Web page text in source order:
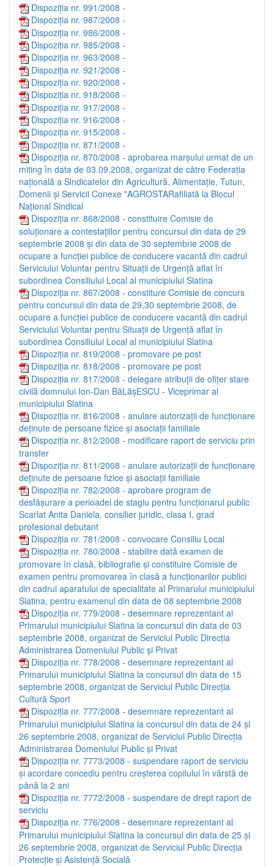
Dispoziția nr. 991/2008 -
Dispoziția nr. 987/2008 -
Dispoziția nr. 986/2008 -
Dispoziția nr. 985/2008 -
Dispoziția nr. 963/2008 -
Dispoziția nr. 921/2008 -
Dispoziția nr. 920/2008 -
Dispoziția nr. 918/2008 -
Dispoziția nr. 917/2008 -
Dispoziția nr. 916/2008 -
Dispoziția nr. 915/2008 -
Dispoziția nr. 871/2008 -
Dispoziția nr. 870/2008 - aprobarea marşului urmat de un
miting în data de 03.09.2008, organizat de către Federaţia
naţională a Sindicatelor din Agricultură, Alimentaţie, Tutun,
Domenii şi Servicii Conexe "AGROSTARafiliată la Blocul
Naţional Sindical
Dispoziția nr. 868/2008 - constituire Comisie de
soluţionare a contestaţiilor pentru concursul din data de 29
septembrie 2008 şi din data de 30 septembrie 2008 de
ocupare a funcţiei publice de conducere vacantă din cadrul
Serviciului Voluntar pentru Situaţii de Urgenţă aflat în
subordinea Consiliului Local al municipiului Slatina
Dispoziția nr. 867/2008 - constiture Comisie de concurs
pentru concursul din data de 29,30 septembrie 2008, de
ocupare a funcţiei publice de conducere vacantă din cadrul
Serviciului Voluntar pentru Situaţii de Urgenţă aflat în
subordinea Consiliului Local al municipiului Slatina
Dispoziția nr. 819/2008 - promovare pe post
Dispoziția nr. 818/2008 - promovare pe post
Dispoziția nr. 817/2008 - delegare atribuţii de ofiţer stare
civilă domnului Ion-Dan BăLăşESCU - Viceprimar al
municipiului Slatina
Dispoziția nr. 816/2008 - anulare autorizaţii de funcţionare
deţinute de persoane fizice şi asociaţii familiale
Dispoziția nr. 812/2008 - modificare raport de serviciu prin
transfer
Dispoziția nr. 811/2008 - anulare autorizaţii de funcţionare
deţinute de persoane fizice şi asociaţii familiale
Dispoziția nr. 782/2008 - aprobare program de
desfăşurare a perioadei de stagiu pentru funcţionarul public
Scarlat Anita Daniela, consilier juridic, clasa I, grad
profesional debutant
Dispoziția nr. 781/2008 - convocare Consiliu Local
Dispoziția nr. 780/2008 - stabilire dată examen de
promovare în clasă, bibliografie şi constituire Comisie de
examen pentru promovarea în clasă a funcţionarilor publici
din cadrul aparatului de specialitate al Primarului municipiului
Slatina, pentru examenul din data de 08 septembrie 2008
Dispoziția nr. 779/2008 - desemnare reprezentant al
Primarului municipiului Slatina la concursul din data de 03
septembrie 2008, organizat de Serviciul Public Direcţia
Administrarea Domeniului Public şi Privat
Dispoziția nr. 778/2008 - desemnare reprezentant al
Primarului municipiului Slatina la concursul din data de 15
septembrie 2008, organizat de Serviciul Public Direcţia
Cultură Sport
Dispoziția nr. 777/2008 - desemnare reprezentant al
Primarului municipiului Slatina la concursul din data de 24 şi
26 septembrie 2008, organizat de Serviciul Public Direcţia
Administrarea Domeniului Public şi Privat
Dispoziția nr. 7773/2008 - suspendare raport de serviciu
şi acordare concediu pentru creşterea copilului în vârstă de
până la 2 ani
Dispoziția nr. 7772/2008 - suspendare de drept raport de
serviciu
Dispoziția nr. 776/2008 - desemnare reprezentant al
Primarului municipiului Slatina la concursul din data de 25 şi
26 septembrie 2008, organizat de Serviciul Public Direcţia
Protecţie şi Asistenţă Socială